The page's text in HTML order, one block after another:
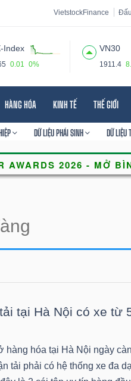
VietstockFinance
Index
0.01 0%
VN30
1911.4
HÀNG HÓA KINH TẾ THẾ GIỚI
DỮ LIỆU PHÁI SINH DỮ LIỆU
tại Hà Nội có xe từ
hàng hóa tại Hà Nội ngày
tải phải có hệ thống xe đa